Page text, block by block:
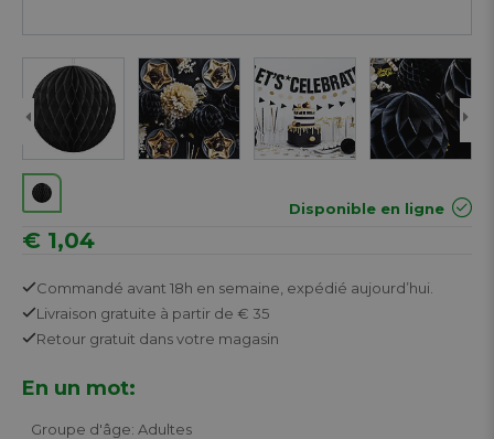
Disponible en ligne
€ 1,04
Commandé avant 18h en semaine, expédié aujourd’hui.
Livraison gratuite à partir de € 35
Retour gratuit dans votre magasin
En un mot:
Groupe d'âge: Adultes